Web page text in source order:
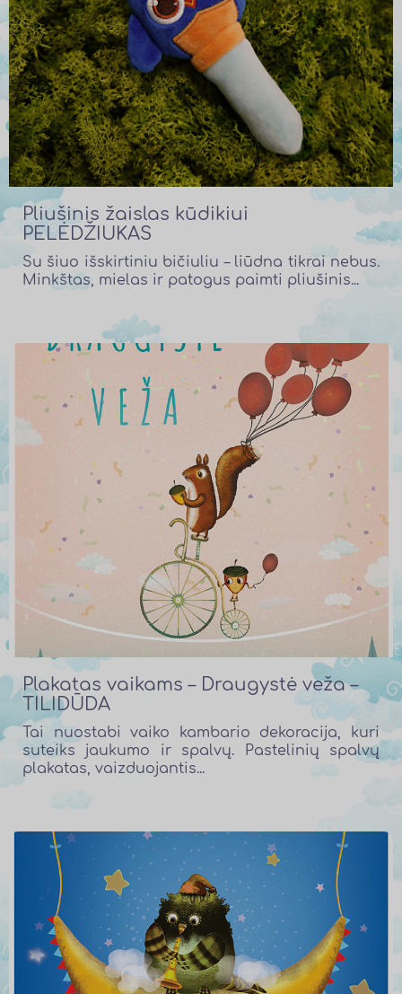
Pliušinis žaislas kūdikiui
PELĖDŽIUKAS
Su šiuo išskirtiniu bičiuliu – liūdna tikrai nebus.
Minkštas, mielas ir patogus paimti pliušinis...
Plakatas vaikams – Draugystė veža –
TILIDŪDA
Tai nuostabi vaiko kambario dekoracija, kuri
suteiks jaukumo ir spalvų. Pastelinių spalvų
plakatas, vaizduojantis...